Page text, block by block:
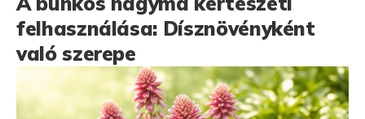
felhasználása: Dísznövényként
való szerepe